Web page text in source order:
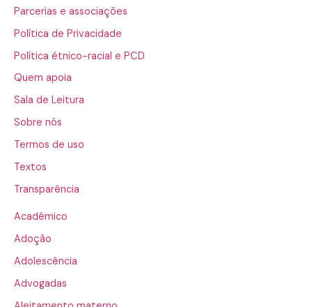
Parcerias e associações
Política de Privacidade
Política étnico-racial e PCD
Quem apoia
Sala de Leitura
Sobre nós
Termos de uso
Textos
Transparência
Acadêmico
Adoção
Adolescência
Advogadas